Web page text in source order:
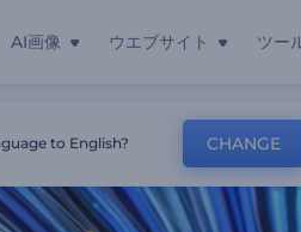
AI画像 ウエブサイト ツー
to English? CHANGE